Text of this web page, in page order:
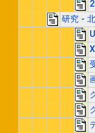
研究 -